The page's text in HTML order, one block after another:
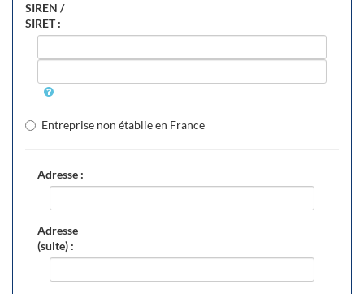
SIREN /
SIRET :
Entreprise non établie en France
Adresse :
Adresse
(suite) :